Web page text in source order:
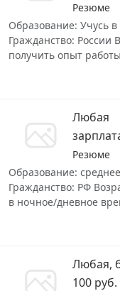
Резюме
Образование: Учусь
Гражданство: России
получить опыт
Любая
Резюме
Образование:
Гражданство: РФ
в ночное/дневное
Любая,
100 руб.